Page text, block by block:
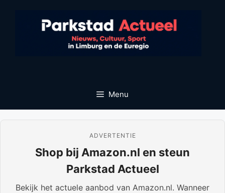
Menu
ADVERTENTIE
Shop bij Amazon.nl en steun
Parkstad Actueel
Bekijk het actuele aanbod van Amazon.nl. Wanneer